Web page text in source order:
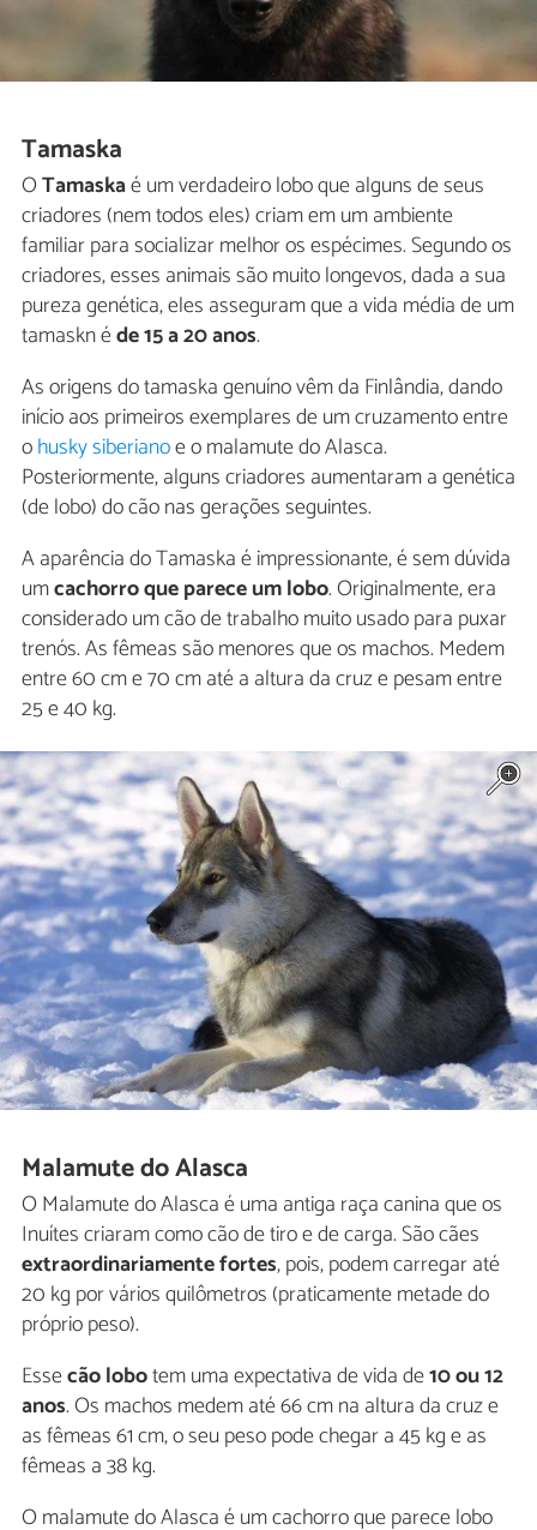
Tamaska
OTamaskaé um verdadeiro lobo que alguns de seus
criadores (nem todos eles) criam em um ambiente
familiar para socializar melhor os espécimes. Segundo os
criadores, esses animais são muito longevos, dada a sua
pureza genética, eles asseguram que a vida média de um
tamaskn éde 15 a 20 anos.
As origens do tamaska genuíno vêm da Finlândia, dando
início aos primeiros exemplares de um cruzamento entre
ohusky siberianoe o malamute do Alasca.
Posteriormente, alguns criadores aumentaram a genética
(de lobo) do cão nas gerações seguintes.
A aparência do Tamaska é impressionante, é sem dúvida
umcachorro que parece um lobo. Originalmente, era
considerado um cão de trabalho muito usado para puxar
trenós. As fêmeas são menores que os machos. Medem
entre 60 cm e 70 cm até a altura da cruz e pesam entre
25 e 40 kg.
Malamute do Alasca
O Malamute do Alasca é uma antiga raça canina que os
Inuítes criaram como cão de tiro e de carga. São cães
extraordinariamente fortes, pois, podem carregar até
20 kg por vários quilômetros (praticamente metade do
próprio peso).
Essecão lobotem uma expectativa de vida de10 ou 12
anos. Os machos medem até 66 cm na altura da cruz e
as fêmeas 61 cm, o seu peso pode chegar a 45 kg e as
fêmeas a 38 kg.
O malamute do Alasca é um cachorro que parece lobo